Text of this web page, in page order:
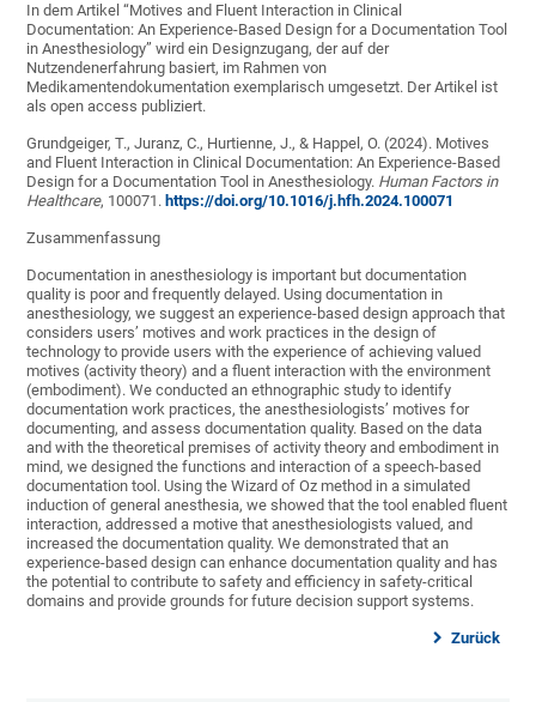
In dem Artikel “Motives and Fluent Interaction in Clinical
Documentation: An Experience-Based Design for a Documentation Tool
in Anesthesiology” wird ein Designzugang, der auf der
Nutzendenerfahrung basiert, im Rahmen von
Medikamentendokumentation exemplarisch umgesetzt. Der Artikel ist
als open access publiziert.
Grundgeiger, T., Juranz, C., Hurtienne, J., & Happel, O. (2024). Motives
and Fluent Interaction in Clinical Documentation: An Experience-Based
Design for a Documentation Tool in Anesthesiology. Human Factors in
Healthcare, 100071. https://doi.org/10.1016/j.hfh.2024.100071
Zusammenfassung
Documentation in anesthesiology is important but documentation
quality is poor and frequently delayed. Using documentation in
anesthesiology, we suggest an experience-based design approach that
considers users’ motives and work practices in the design of
technology to provide users with the experience of achieving valued
motives (activity theory) and a fluent interaction with the environment
(embodiment). We conducted an ethnographic study to identify
documentation work practices, the anesthesiologists’ motives for
documenting, and assess documentation quality. Based on the data
and with the theoretical premises of activity theory and embodiment in
mind, we designed the functions and interaction of a speech-based
documentation tool. Using the Wizard of Oz method in a simulated
induction of general anesthesia, we showed that the tool enabled fluent
interaction, addressed a motive that anesthesiologists valued, and
increased the documentation quality. We demonstrated that an
experience-based design can enhance documentation quality and has
the potential to contribute to safety and efficiency in safety-critical
domains and provide grounds for future decision support systems.
Zurück